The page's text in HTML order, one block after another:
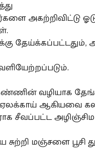
அகற்றிவிட்டு
வழியாக
ஆகியவை
சீவப்பட்ட
சுற்றி மஞ்சளை பூசி